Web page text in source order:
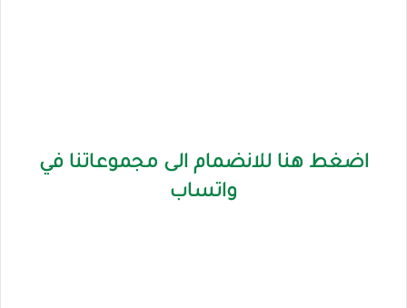
اضغط هنا للانضمام الى مجموعاتنا في
واتساب